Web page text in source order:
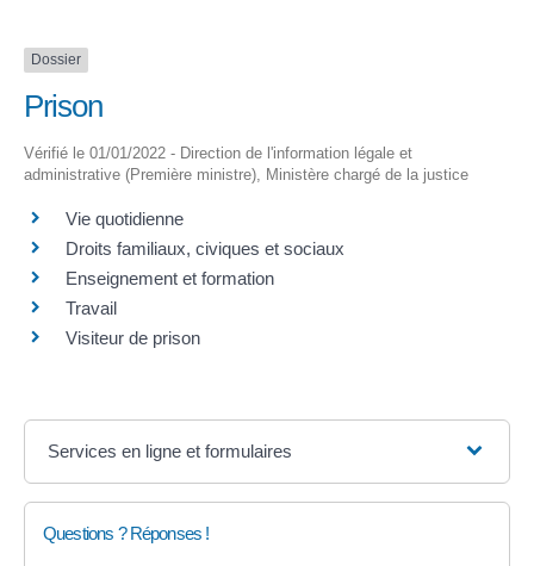
Dossier
Prison
Vérifié le 01/01/2022 - Direction de l'information légale et
administrative (Première ministre), Ministère chargé de la justice
Vie quotidienne
Droits familiaux, civiques et sociaux
Enseignement et formation
Travail
Visiteur de prison
Services en ligne et formulaires
Questions ? Réponses !